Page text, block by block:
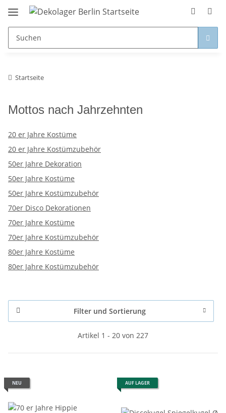
Startseite
Mottos nach Jahrzehnten
20 er Jahre Kostüme
20 er Jahre Kostümzubehör
50er Jahre Dekoration
50er Jahre Kostüme
50er Jahre Kostümzubehör
70er Disco Dekorationen
70er Jahre Kostüme
70er Jahre Kostümzubehör
80er Jahre Kostüme
80er Jahre Kostümzubehör
Filter und Sortierung
Artikel 1 - 20 von 227
NEU AUF LAGER